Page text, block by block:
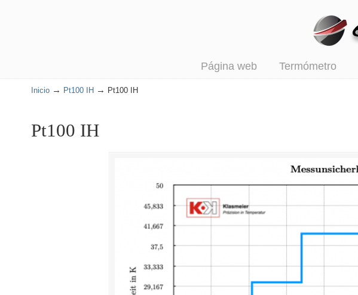
Página web Termómetro
Inicio → Pt100 IH → Pt100 IH
Pt100 IH